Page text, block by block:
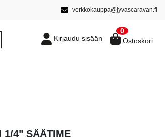
verkkokauppa@jyvascaravan.fi
Kirjaudu sisään
0
Ostoskori
1/4" SÄÄTIME